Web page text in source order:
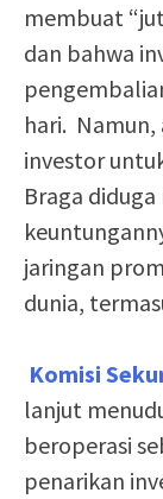
membuat
dan bahwa
hari.
investor
Braga
jaringan
dunia,
Komisi
lanjut
beroperasi
penarikan